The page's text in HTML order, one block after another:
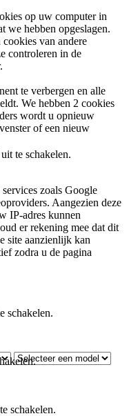
op uw computer in
we hebben opgeslagen.
van andere
controleren in de
te verbergen en alle
We hebben 2 cookies
wordt u opnieuw
of een nieuw
te schakelen.
zoals Google
Aangezien deze
IP-adres kunnen
er rekening mee dat dit
site aanzienlijk kan
zodra u de pagina
schakelen.
schakelen.